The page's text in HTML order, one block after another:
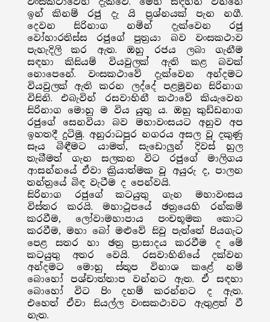
ඉන් කිනම් රජු දැ යි ප්‍රශ්නයක් පැන නගී.
දෙවන සිරිනාග නමින් දැක්වෙන රජු
වෝහාරතිස්ස රජුගේ පුත්‍රයා බව වංසකථාව
පැහැදිලි කර ඇත. ඔහු රජය ලබා ගැනීම
සඳහා කිසියම් වියවුලක් ඇති කළ බවක්
නොපෙනේ. වංසකථාවේ දැක්වෙන අන්දමට
වියවුලක් ඇති කරන ලද්දේ පළමුවන සිරිනාග
විසිනි. එබැවින් රසවාහිනී කථාවේ කියැවෙන
සිරිනාග මොහු ම විය යුතු ය. ඔහු කුඩ්ඩනාග
රජුගේ සෙනවියා බව මහාවංසයට අනුව අප
ඉහතදී දුටිමු. අනුරාධපුර නගරය අසල වූ දකුණු
සෑය බිඳීමට යාමත්, සැඩොලුන් දිවස් හුල
තැබීමත් ගැන සලකන විට රජුගේ මාලිගය
ආසන්නයේ ඒවා ක්‍රියාත්මක වූ අයුරු ද, පාලන
තන්ත්‍රයේ බිඳ වැටීම ද පෙන්වයි.
සිරිනාග රජුගේ කටයුතු ගැන මහාවංසය
විස්තර කරයි. මහාථූපයේ ඡත්‍රයෙහි රන්කම්
කරවීම, ලෝවාමහාපාය පංචභූමක කොට
කරවීම, මහා බෝ මළුවේ සිවු පැත්තේ පියගැට
පෙළ සතර හා ඡත්‍ර ප්‍රාසාදය කරවීම ද මේ
කටයුතු අතර වෙයි. රසවාහිනියේ දක්වන
අන්දමට මොහු ස්තූප විනාශ කළේ නම්
බොහෝ පශ්චාත්තාප වන්නට ඇත. ඒ සඳහා
බොහෝ විට පිං දහම් කරන්නට ද ඇත.
එහෙත් ඒවා සියල්ල වංසකථාවට ඇතුළත් වී
නැත.